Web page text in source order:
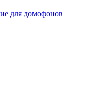
для домофонов